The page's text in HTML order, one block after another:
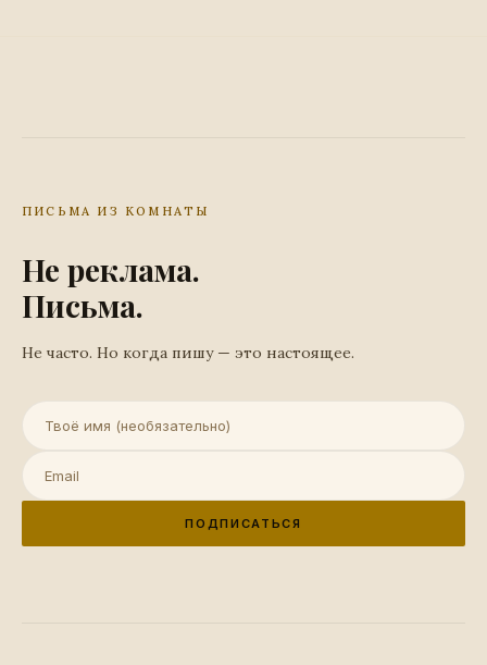
ПИСЬМА ИЗ КОМНАТЫ
Не реклама.
Письма.
Не часто. Но когда пишу — это настоящее.
ПОДПИСАТЬСЯ